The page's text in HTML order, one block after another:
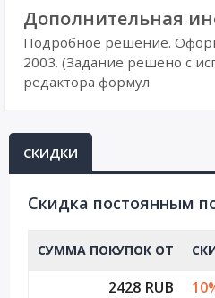
Дополнительная
Подробное решение.
2003. (Задание решено с
редактора формул
СКИДКИ
Cкидка постоянным
СУММА ПОКУПОК ОТ
2428 RUB